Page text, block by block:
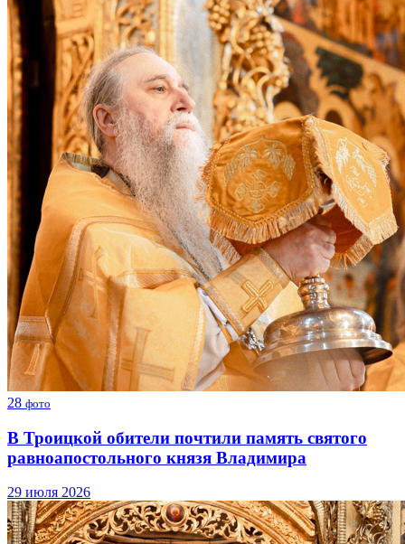
28 фото
В Троицкой обители почтили память святого
равноапостольного князя Владимира
29 июля 2026